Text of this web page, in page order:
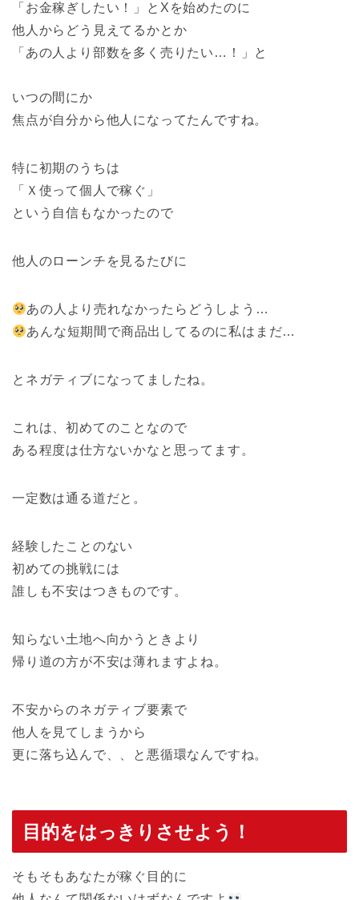
「お金稼ぎしたい！」とXを始めたのに
他人からどう見えてるかとか
「あの人より部数を多く売りたい…！」と
いつの間にか
焦点が自分から他人になってたんですね。
特に初期のうちは
「Ｘ使って個人で稼ぐ」
という自信もなかったので
他人のローンチを見るたびに
あの人より売れなかったらどうしよう…
あんな短期間で商品出してるのに私はまだ…
とネガティブになってましたね。
これは、初めてのことなので
ある程度は仕方ないかなと思ってます。
一定数は通る道だと。
経験したことのない
初めての挑戦には
誰しも不安はつきものです。
知らない土地へ向かうときより
帰り道の方が不安は薄れますよね。
不安からのネガティブ要素で
他人を見てしまうから
更に落ち込んで、、と悪循環なんですね。
目的をはっきりさせよう！
そもそもあなたが稼ぐ目的に